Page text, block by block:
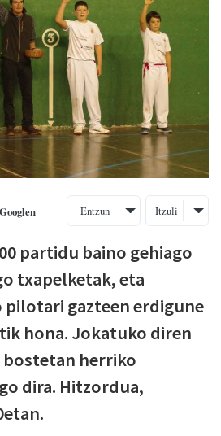
Entzun Itzuli
partidu baino gehiago
txapelketak, eta
pilotari gazteen erdigune
hona. Jokatuko diren
herriko
dira. Hitzordua,